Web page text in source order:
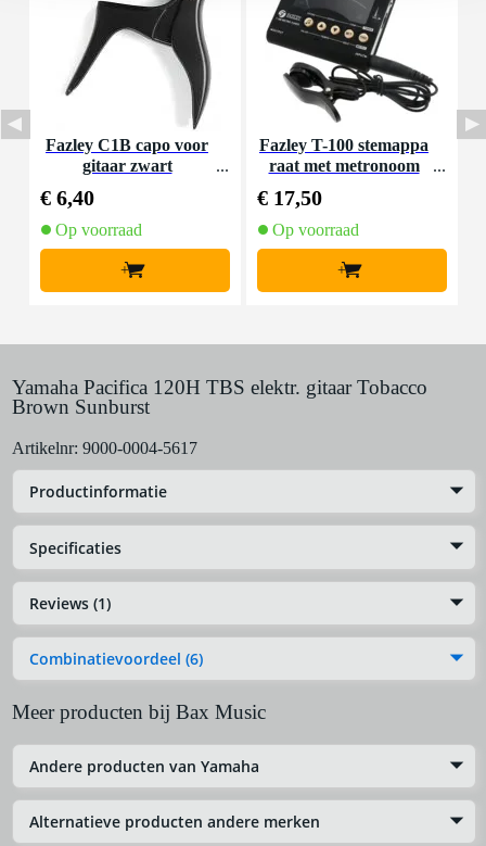
Fazley C1B capo voor
gitaar zwart
€ 6,40
Op voorraad
+
Fazley T-100 stemappa
raat met metronoom
€ 17,50
Op voorraad
+
Yamaha Pacifica 120H TBS elektr. gitaar Tobacco
Brown Sunburst
Artikelnr: 9000-0004-5617
Productinformatie
Specificaties
Reviews (1)
Combinatievoordeel (6)
Meer producten bij Bax Music
Andere producten van Yamaha
Alternatieve producten andere merken